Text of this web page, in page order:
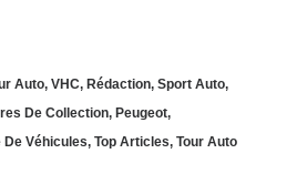
Auto, VHC, Rédaction, Sport Auto,
De Collection, Peugeot,
De Véhicules, Top Articles, Tour Auto